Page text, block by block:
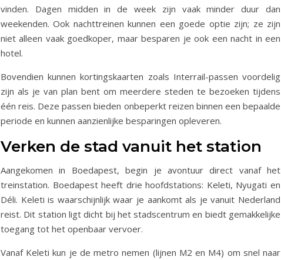
vinden. Dagen midden in de week zijn vaak minder duur dan
weekenden. Ook nachttreinen kunnen een goede optie zijn; ze zijn
niet alleen vaak goedkoper, maar besparen je ook een nacht in een
hotel.
Bovendien kunnen kortingskaarten zoals Interrail-passen voordelig
zijn als je van plan bent om meerdere steden te bezoeken tijdens
één reis. Deze passen bieden onbeperkt reizen binnen een bepaalde
periode en kunnen aanzienlijke besparingen opleveren.
Verken de stad vanuit het station
Aangekomen in Boedapest, begin je avontuur direct vanaf het
treinstation. Boedapest heeft drie hoofdstations: Keleti, Nyugati en
Déli. Keleti is waarschijnlijk waar je aankomt als je vanuit Nederland
reist. Dit station ligt dicht bij het stadscentrum en biedt gemakkelijke
toegang tot het openbaar vervoer.
Vanaf Keleti kun je de metro nemen (lijnen M2 en M4) om snel naar